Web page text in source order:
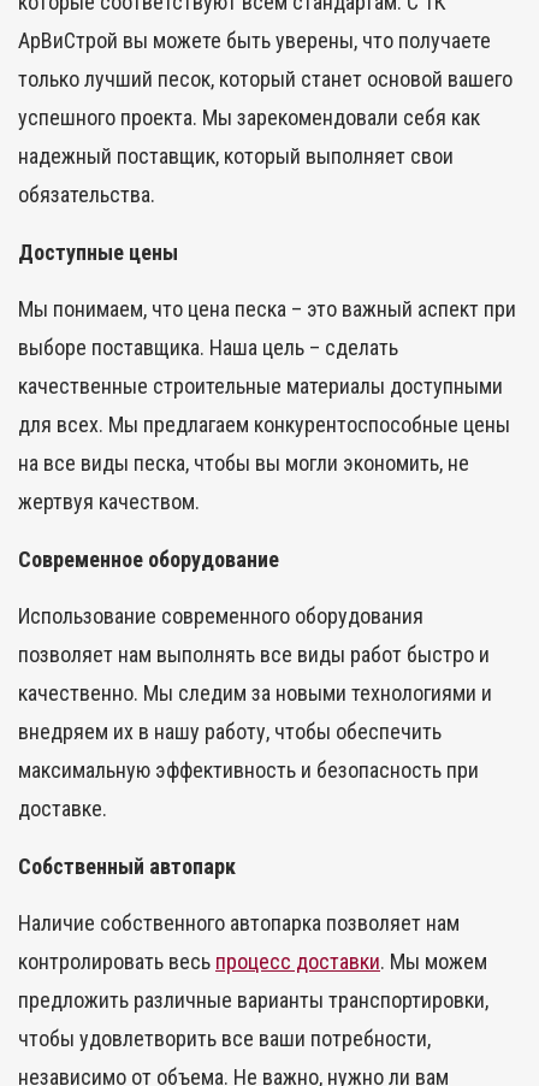
АрВиСтрой вы можете быть уверены, что получаете
только лучший песок, который станет основой вашего
успешного проекта. Мы зарекомендовали себя как
надежный поставщик, который выполняет свои
обязательства.
Доступные цены
Мы понимаем, что цена песка – это важный аспект при
выборе поставщика. Наша цель – сделать
качественные строительные материалы доступными
для всех. Мы предлагаем конкурентоспособные цены
на все виды песка, чтобы вы могли экономить, не
жертвуя качеством.
Современное оборудование
Использование современного оборудования
позволяет нам выполнять все виды работ быстро и
качественно. Мы следим за новыми технологиями и
внедряем их в нашу работу, чтобы обеспечить
максимальную эффективность и безопасность при
доставке.
Собственный автопарк
Наличие собственного автопарка позволяет нам
контролировать весь процесс доставки. Мы можем
предложить различные варианты транспортировки,
чтобы удовлетворить все ваши потребности,
независимо от объема. Не важно, нужно ли вам